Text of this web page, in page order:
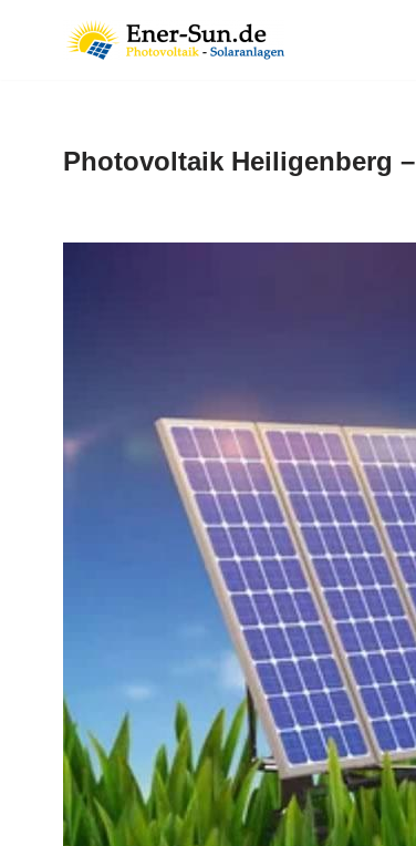
Photovoltaik Heiligenberg –